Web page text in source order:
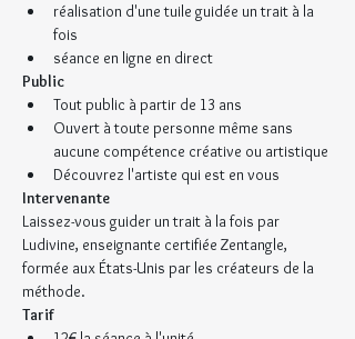
réalisation d'une tuile guidée un trait à la
fois
séance en ligne en direct
Public
Tout public à partir de 13 ans
Ouvert à toute personne même sans
aucune compétence créative ou artistique
Découvrez l'artiste qui est en vous
Intervenante
Laissez-vous guider un trait à la fois par
Ludivine, enseignante certifiée Zentangle,
formée aux États-Unis par les créateurs de la
méthode.
Tarif